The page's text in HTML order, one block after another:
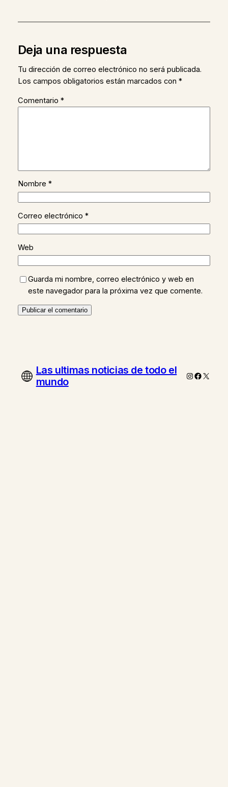
Deja una respuesta
Tu dirección de correo electrónico no será publicada.
Los campos obligatorios están marcados con *
Comentario *
Nombre *
Correo electrónico *
Web
Guarda mi nombre, correo electrónico y web en
este navegador para la próxima vez que comente.
Las ultimas noticias de todo el
mundo
Instagram
X